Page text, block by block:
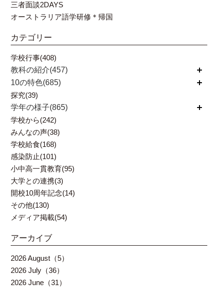
三者面談2DAYS
オーストラリア語学研修＊帰国
カテゴリー
学校行事(408)
教科の紹介(457)
開く
10の特色(685)
開く
探究(39)
学年の様子(865)
開く
学校から(242)
みんなの声(38)
学校給食(168)
感染防止(101)
小中高一貫教育(95)
大学との連携(3)
開校10周年記念(14)
その他(130)
メディア掲載(54)
アーカイブ
2026 August（5）
2026 July（36）
2026 June（31）